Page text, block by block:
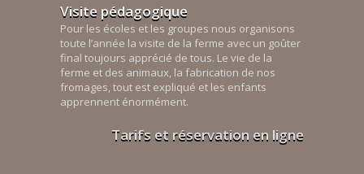
Visite pédagogique
Pour les écoles et les groupes nous organisons
toute l’année la visite de la ferme avec un goûter
final toujours apprécié de tous. Le vie de la
ferme et des animaux, la fabrication de nos
fromages, tout est expliqué et les enfants
apprennent énormément.
Tarifs et réservation en ligne